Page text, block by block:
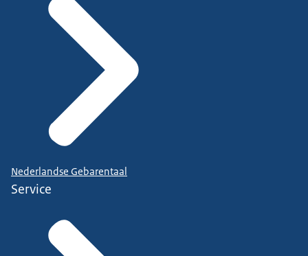
Nederlandse Gebarentaal
Service